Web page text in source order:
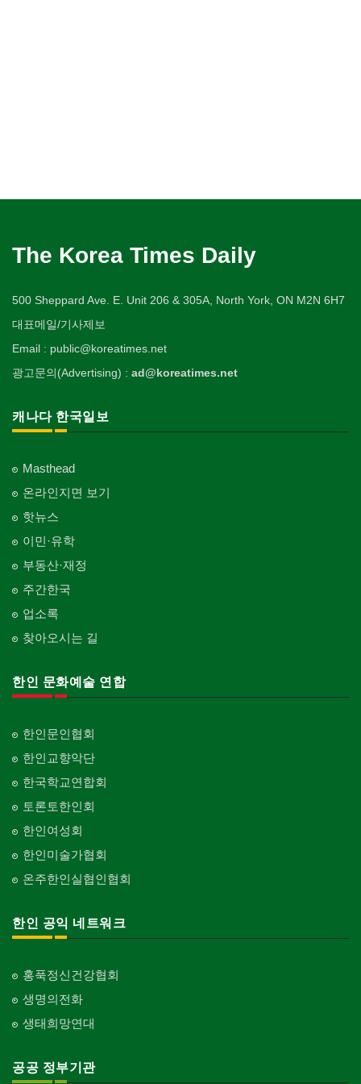
The Korea Times Daily
500 Sheppard Ave. E. Unit 206 & 305A, North York, ON M2N 6H7
대표메일/기사제보
Email : public@koreatimes.net
광고문의(Advertising) : ad@koreatimes.net
캐나다 한국일보
Masthead
온라인지면 보기
핫뉴스
이민·유학
부동산·재정
주간한국
업소록
찾아오시는 길
한인 문화예술 연합
한인문인협회
한인교향악단
한국학교연합회
토론토한인회
한인여성회
한인미술가협회
온주한인실협인협회
한인 공익 네트워크
홍푹정신건강협회
생명의전화
생태희망연대
공공 정부기관